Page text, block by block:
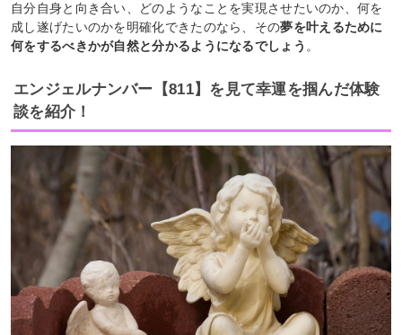
自分自身と向き合い、どのようなことを実現させたいのか、何を
成し遂げたいのかを明確化できたのなら、その夢を叶えるために
何をするべきかが自然と分かるようになるでしょう 。
エンジェルナンバー【811】を見て幸運を掴んだ体験
談を紹介！